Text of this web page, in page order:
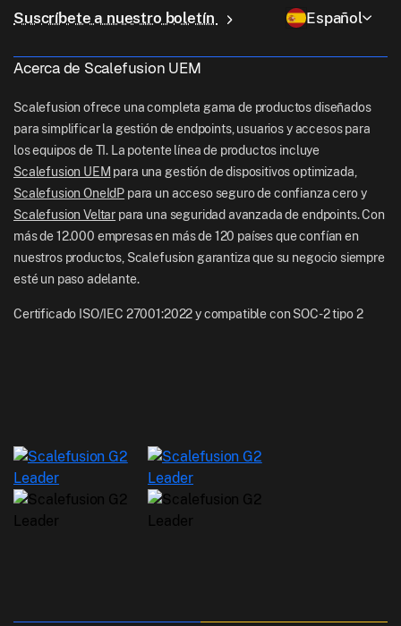
Control remoto
Minorista
Logística
Documentos de ayuda
Blog
Sala de redacción
Careers
sales[at]scalefusion.com
NZ: +64-9-888-4315
India: +91-63694-45500
Suscríbete a nuestro boletín Español
Acerca de Scalefusion UEM
Scalefusion ofrece una completa gama de productos diseñados
para simplificar la gestión de endpoints, usuarios y accesos para
los equipos de TI. La potente línea de productos incluye
Scalefusion UEM para una gestión de dispositivos optimizada,
Scalefusion OneIdP para un acceso seguro de confianza cero y
Scalefusion Veltar para una seguridad avanzada de endpoints. Con
más de 12.000 empresas en más de 120 países que confían en
nuestros productos, Scalefusion garantiza que su negocio siempre
esté un paso adelante.
Certificado ISO/IEC 27001:2022 y compatible con SOC-2 tipo 2